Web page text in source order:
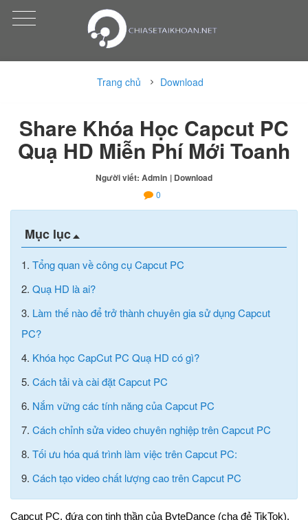
Trang chủ Download
Share Khóa Học Capcut PC
Quạ HD Miễn Phí Mới Toanh
Người viết: Admin | Download
0
Mục lục
1. Tổng quan về công cụ Capcut PC
2. Quạ HD là ai?
3. Làm thế nào để trở thành chuyên gia sử dụng Capcut
PC?
4. Khóa học CapCut PC Quạ HD có gì?
5. Cách tải và cài đặt Capcut PC
6. Nắm vững các tính năng của Capcut PC
7. Cách chỉnh sửa video chuyên nghiệp trên Capcut PC
8. Tối ưu hóa quá trình làm việc trên Capcut PC:
9. Cách tạo video chất lượng cao trên Capcut PC
Capcut PC, đứa con tinh thần của ByteDance (cha đẻ TikTok),